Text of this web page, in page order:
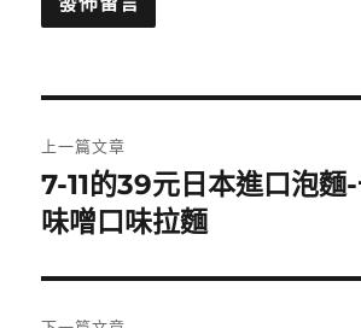
章
導
覽
上一篇文章
上
一
文
章:
7-11的39元日本進口泡麵
味噌口味拉麵